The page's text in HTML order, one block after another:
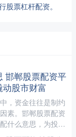
票杠杆配资。
邯郸股票配资平
股市财富
，资金往往是制约
素。邯郸股票配资
什么意思，为投资
其轻松撬动股市财